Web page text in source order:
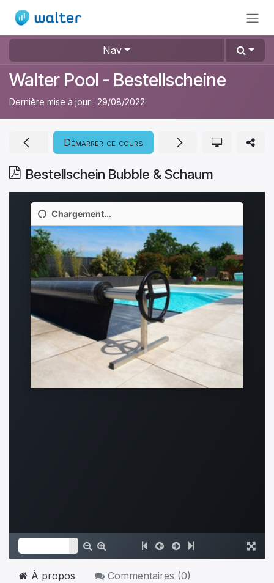
Se rendre au contenu
Nav
Walter Pool - Bestellscheine
Dernière mise à jour : 29/08/2022
Bestellschein Bubble & Schaum
Démarrer ce cours
À propos Commentaires (0)